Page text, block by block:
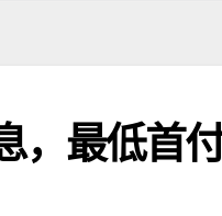
，最低首